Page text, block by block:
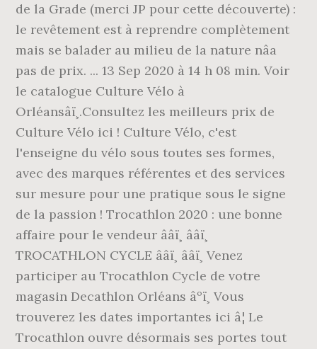
de la Grade (merci JP pour cette découverte) :
le revêtement est à reprendre complètement
mais se balader au milieu de la nature nâa
pas de prix. ... 13 Sep 2020 à 14 h 08 min. Voir
le catalogue Culture Vélo à
Orléansâï¸.Consultez les meilleurs prix de
Culture Vélo ici ! Culture Vélo, c'est
l'enseigne du vélo sous toutes ses formes,
avec des marques référentes et des services
sur mesure pour une pratique sous le signe
de la passion ! Trocathlon 2020 : une bonne
affaire pour le vendeur ââï¸ ââï¸
TROCATHLON CYCLE ââï¸ ââï¸ Venez
participer au Trocathlon Cycle de votre
magasin Decathlon Orléans âºï¸ Vous
trouverez les dates importantes ici â¦ Le
Trocathlon ouvre désormais ses portes tout